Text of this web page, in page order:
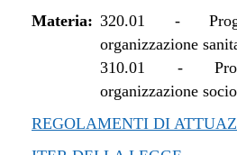
Materia: 320.01 -
organizzazione
310.01 -
organizzazione
REGOLAMENTI DI